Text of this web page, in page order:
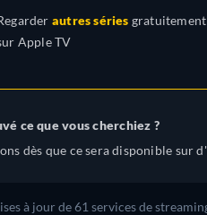
autres séries gratuitement
Apple TV
ce que vous cherchiez ?
dès que ce sera disponible sur
à jour de 61 services de